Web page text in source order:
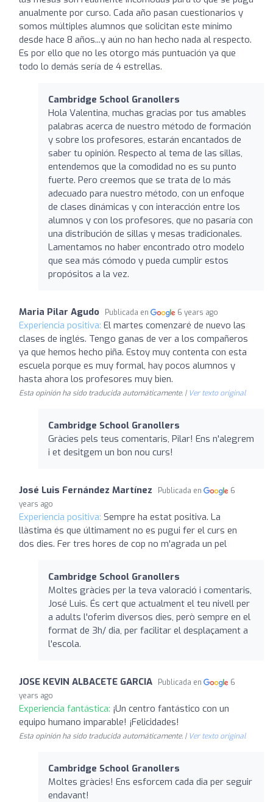
anualmente por curso. Cada año pasan cuestionarios y
somos múltiples alumnos que solicitan este mínimo
desde hace 8 años...y aún no han hecho nada al respecto.
Es por ello que no les otorgo más puntuación ya que
todo lo demás sería de 4 estrellas.
Cambridge School Granollers
Hola Valentina, muchas gracias por tus amables
palabras acerca de nuestro método de formación
y sobre los profesores, estarán encantados de
saber tu opinión. Respecto al tema de las sillas,
entendemos que la comodidad no es su punto
fuerte. Pero creemos que se trata de lo más
adecuado para nuestro método, con un enfoque
de clases dinámicas y con interacción entre los
alumnos y con los profesores, que no pasaría con
una distribución de sillas y mesas tradicionales.
Lamentamos no haber encontrado otro modelo
que sea más cómodo y pueda cumplir estos
propósitos a la vez.
Maria Pilar Agudo Publicada en 6 years ago
Experiencia positiva: El martes comenzaré de nuevo las
clases de inglés. Tengo ganas de ver a los compañeros
ya que hemos hecho piña. Estoy muy contenta con esta
escuela porque es muy formal, hay pocos alumnos y
hasta ahora los profesores muy bien.
Esta opinión ha sido traducida automáticamente. | Ver texto original
Cambridge School Granollers
Gràcies pels teus comentaris, Pilar! Ens n'alegrem
i et desitgem un bon nou curs!
José Luis Fernández Martínez Publicada en
6
years ago
Experiencia positiva: Sempre ha estat positiva. La
llàstima és que últimament no es pugui fer el curs en
dos dies. Fer tres hores de cop no m'agrada un pel
Cambridge School Granollers
Moltes gràcies per la teva valoració i comentaris,
José Luis. És cert que actualment el teu nivell per
a adults l'oferim diversos dies, però sempre en el
format de 3h/ dia, per facilitar el desplaçament a
l'escola.
JOSE KEVIN ALBACETE GARCIA Publicada en
6
years ago
Experiencia fantástica: ¡Un centro fantástico con un
equipo humano imparable! ¡Felicidades!
Esta opinión ha sido traducida automáticamente. | Ver texto original
Cambridge School Granollers
Moltes gràcies! Ens esforcem cada dia per seguir
endavant!